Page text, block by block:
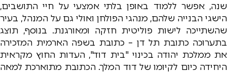
שנה, אפשר ללמוד באופן בלתי אמצעי על חיי התושבים,
הישגי הבנייה שלהם, מנהגי הפולחן ואולי גם על המנהל, בעיר
שהשתייכה לישות פוליטית חזקה ומאורגנת. בנוסף, תוצג
בתערוכה כתובת תל דן – כתובת בשפה הארמית המזכירה
את ממלכת יהודה בכינוי "בית דוד", העדות החוץ מקראית
היחידה כיום לקיומו של דוד המלך. הכתובת מתוארכת למאה